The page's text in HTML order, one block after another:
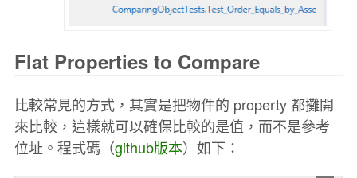
Flat Properties to Compare
比較常見的方式，其實是把物件的 property 都攤開
來比較，這樣就可以確保比較的是值，而不是參考
位址。程式碼（github版本）如下：